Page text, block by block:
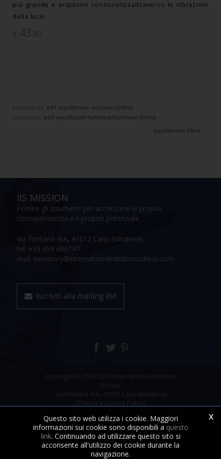
più grande e acquisire conoscenzaattraverso le vibrazioni
della luce.
€ 43,85
precedente: b41 equilibrium oro/oro (50ml)
b43 equilibrium turchese/turchese (50ml)
equilibrium 50ml
IIS MISSION
Fornire gli strumenti per accrescere la propria
consapevolezza e il proprio potenziale
Via Fontana 4/A, 41012 Carpi (Modena)
tel: +39 059 686147
mail: secretary@internationalinitiationschool.com
iscriviti alla mailing list
Copyright © 2018-2026 International Initiation
School
via Fontana 4/A, 41012 Carpi (Modena)
[Privacy e Cookie Policy]
x
Questo sito web utilizza i cookie. Maggiori
informazioni sui cookie sono disponibili a questo
link. Continuando ad utilizzare questo sito si
acconsente all'utilizzo dei cookie durante la
navigazione.